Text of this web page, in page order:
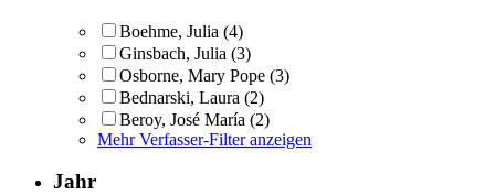
Boehme, Julia (4)
Ginsbach, Julia (3)
Osborne, Mary Pope (3)
Bednarski, Laura (2)
Beroy, José María (2)
Mehr Verfasser-Filter anzeigen
Jahr